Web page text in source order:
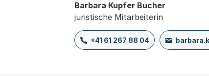
Barbara Kupfer Bucher
juristische Mitarbeiterin
+41 61 267 88 04